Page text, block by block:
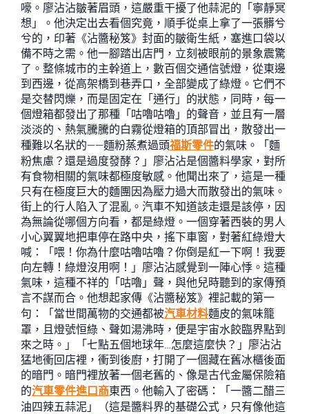
嚎。廖沾沾皺著眉頭，這嚴重干擾了他蒜泥的「寧靜冥
想」。他決定出去看個究竟，順手從桌上拿了一張髒兮
兮的，印著《沾醬秘笈》封面的皺衛生紙，塞進口袋以
備不時之需。他一腳踏出店門，立刻被眼前的景象震驚
了。整條城市的主幹道上，數百個交通信號燈，從東邊
到西邊，從高架橋到巷弄口，全部變成了綠燈。它們不
是交替閃爍，而是固定在「通行」的狀態，同時，每一
個燈箱都發出了那種「咕嚕咕嚕」的聲音，並且有一層
淡淡的、熱氣騰騰的白霧從燈箱的頂部冒出，散發出一
種難以名狀的——麵粉蒸煮過頭福斯零件的氣味。「麵
粉焦慮？還是過度發酵？」廖沾沾是個醬料學家，對所
有食物相關的氣味都極度敏感。他聞出來了，這是一種
只有在極度巨大的麵團因為壓力過大而散發出的氣味。
街上的行人陷入了混亂。汽車不知道該走還是該停，因
為無論從哪個方向看，都是綠燈。一個穿著西裝的男人
小心翼翼地把車停在路中央，搖下車窗，對著紅綠燈大
喊：「喂！你為什麼咕嚕咕嚕？你倒是紅一下啊！我要
向左轉！綠燈沒用啊！」廖沾沾感覺到一陣心悸。這種
氣味，這種不祥的「咕嚕」聲，與他兒時聽到的家傳預
言不謀而合。他想起家傳《沾醬秘笈》裡記載的第一
句：「當世間萬物的交通都被汽車材料麵皮的氣味籠
罩，且燈號恒綠、聲如湯沸時，便是宇宙水餃臨界點到
來之時。」「七點五個地球年…怎麼這麼快？」廖沾沾
猛地衝回店裡，衝到後廚，打開了一個藏在舊冰櫃後面
的暗門。暗門裡放著一個老舊的、像是古代金屬保險箱
的汽車零件進口商東西。他輸入了密碼：「一醬二醋三
油四辣五蒜泥」（這是醬料界的基礎公式，只有像他這